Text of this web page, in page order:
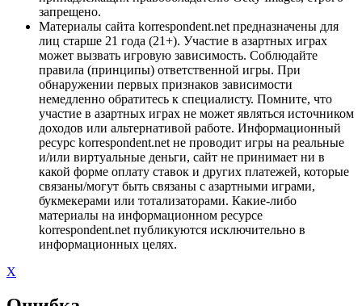
запрещено.
Материалы сайта korrespondent.net предназначены для
лиц старше 21 года (21+). Участие в азартных играх
может вызвать игровую зависимость. Соблюдайте
правила (принципы) ответственной игры. При
обнаружении первых признаков зависимости
немедленно обратитесь к специалисту. Помните, что
участие в азартных играх не может являться источником
доходов или альтернативой работе. Информационный
ресурс korrespondent.net не проводит игры на реальные
и/или виртуальные деньги, сайт не принимает ни в
какой форме оплату ставок и других платежей, которые
связаны/могут быть связаны с азартными играми,
букмекерами или тотализаторами. Какие-либо
материалы на информационном ресурсе
korrespondent.net публикуются исключительно в
информационных целях.
X